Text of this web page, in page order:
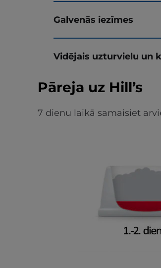
Galvenās iezīmes
Vidējais uzturvielu un
Pāreja uz Hill’s
7 dienu laikā samaisiet